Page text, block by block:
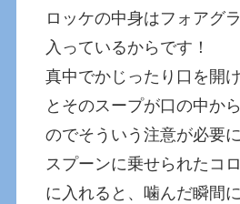
ロッケの中身はフォアグ
入っているからです！
真中でかじったり口を開
とそのスープが口の中か
のでそういう注意が必要
スプーンに乗せられたコ
に入れると、噛んだ瞬間